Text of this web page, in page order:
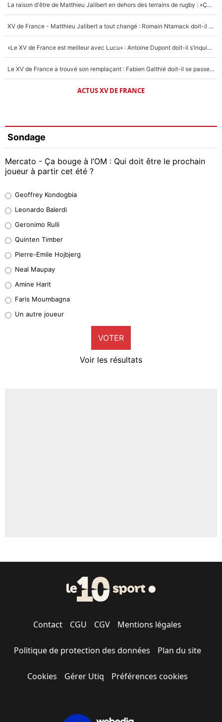
La raison d'être de Matthieu Jalibert en dehors des terrains de rugby : «Ça m'atteint autant que si tu touches à un membre de ma famille»
XV de France - Matthieu Jalibert a tout changé : Romain Ntamack doit-il s’inquiéter pour sa place à un an de la Coupe du monde ?
«Le XV de France est meilleur avec Lucu» : Antoine Dupont doit-il s’inquiéter pour sa place ?
Le XV de France a trouvé son remplaçant : Fabien Galthié doit-il se passer d'Antoine Dupont ?
ACTUS XV DE FRANCE
Sondage
Mercato - Ça bouge à l’OM : Qui doit être le prochain
joueur à partir cet été ?
38%
32%
5%
1%
9%
Geoffrey Kondogbia
Leonardo Balerdi
Geronimo Rulli
Quinten Timber
Pierre-Emile Hojbjerg
Neal Maupay
Amine Harit
Faris Moumbagna
Un autre joueur
VOTER
Voir les résultats
Contact CGU CGV Mentions légales
Politique de protection des données Plan du site
Cookies Gérer Utiq Préférences cookies